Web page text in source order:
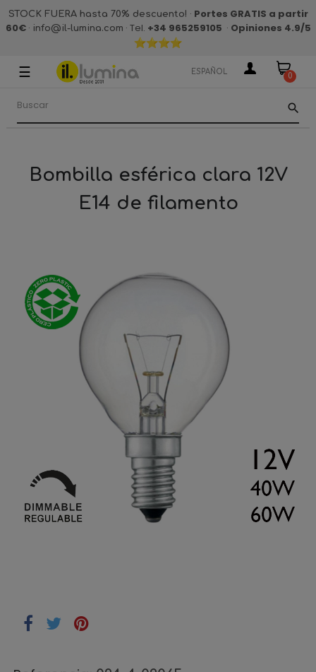
STOCK FUERA hasta 70% descuento! · Portes GRATIS a partir
60€· info@il-lumina.com · Tel. +34 965259105 · Opiniones 4.9/5
Navegación
palanca
☰ ESPAÑOL 0
search
Bombilla esférica clara 12V
E14 de filamento